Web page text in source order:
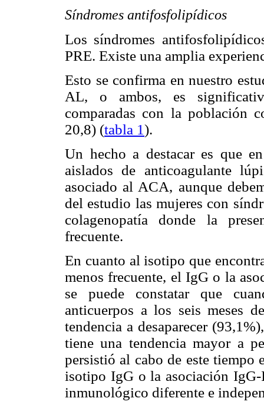
Síndromes antifosfolipídicos
Los síndromes
PRE. Existe una amplia
Esto se confirma en nuestro
AL, o ambos, es
comparadas con la población
20,8) (tabla 1).
Un hecho a destacar es que
aislados de anticoagulante
asociado al ACA, aunque
del estudio las mujeres con
colagenopatía donde la
frecuente.
En cuanto al isotipo que
menos frecuente, el IgG o la
se puede constatar que
anticuerpos a los seis meses
tendencia a desaparecer
tiene una tendencia mayor a
persistió al cabo de este tiempo
isotipo IgG o la asociación
inmunológico diferente e